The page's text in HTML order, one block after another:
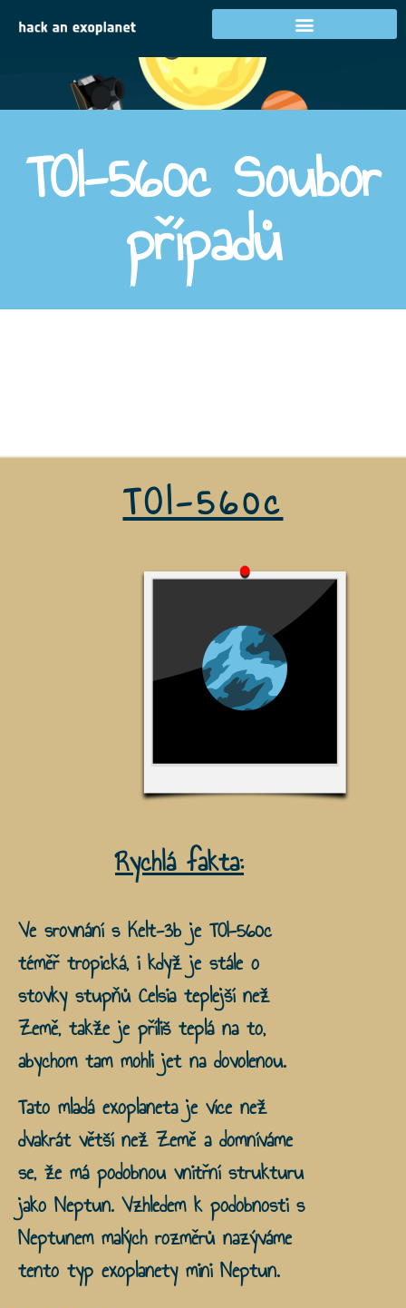
Cíl 2
TOI-560c Soubor
případů
TOI-560c
Rychlá fakta:
Ve srovnání s Kelt-3b je TOI-560c
téměř tropická, i když je stále o
stovky stupňů Celsia teplejší než
Země, takže je příliš teplá na to,
abychom tam mohli jet na dovolenou.
Tato mladá exoplaneta je více než
dvakrát větší než Země a domníváme
se, že má podobnou vnitřní strukturu
jako Neptun. Vzhledem k podobnosti s
Neptunem malých rozměrů nazýváme
tento typ exoplanety mini Neptun.